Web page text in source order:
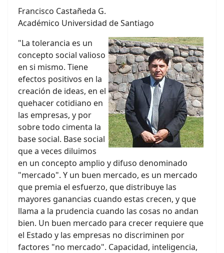
Francisco Castañeda G.
Académico Universidad de Santiago
"La tolerancia es un
concepto social valioso
en si mismo. Tiene
efectos positivos en la
creación de ideas, en el
quehacer cotidiano en
las empresas, y por
sobre todo cimenta la
base social. Base social
que a veces diluimos
en un concepto amplio y difuso denominado
"mercado". Y un buen mercado, es un mercado
que premia el esfuerzo, que distribuye las
mayores ganancias cuando estas crecen, y que
llama a la prudencia cuando las cosas no andan
bien. Un buen mercado para crecer requiere que
el Estado y las empresas no discriminen por
factores "no mercado". Capacidad, inteligencia,